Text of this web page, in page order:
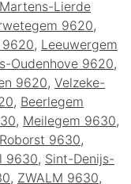
Lierde
9620,
9620, Leeuwergem
Oudenhove 9620,
9620, Velzeke-
, Beerlegem
, Meilegem 9630,
Roborst 9630,
9630, Sint-Denijs-
, ZWALM 9630,